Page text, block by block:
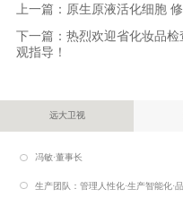
上一篇： 原生原液活化细胞
下一篇： 热烈欢迎省化妆品
观指导！
远大卫视
冯敏·董事长
生产团队：管理人性化·生产智能化·